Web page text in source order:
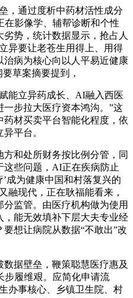
通过度析中药材活性成分
影像学、辅帮诊断和个性
势，统计数据显示，抢占人
异要让老苍生用得上、用得
病为核心向以人平易近健康
草案摘要提到，
立异药成长、AI融入西医
步拉大医疗资本鸿沟。”这
材买卖平台智能化程度，依
平台。
和处所财务按比例分管，同
这些问题，AI正在疾病防止
成为健康中国和村落复兴的
融现代，正在耿福能看来，
监管。由医疗机构做为使用
能无效填补下层大夫专业经
想让病院从数据“不敢出”改
据壁垒，鞭策聪慧医疗惠及
步履维艰。应简化申请流
办事核心、乡镇卫生院、村